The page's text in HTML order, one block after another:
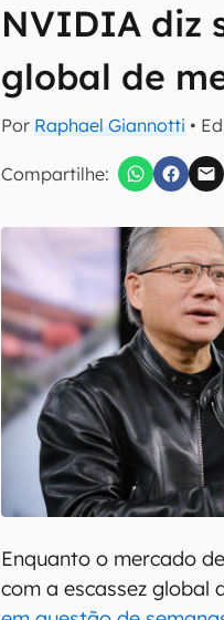
NVIDIA diz
global de
Por Raphael Giannotti •
Compartilhe:
Assine a newsletter
Confirmo que li,
Enquanto o mercado
com a escassez global